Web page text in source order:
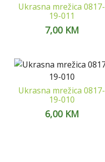
Ukrasna mrežica 0817-
19-011
7,00 KM
Ukrasna mrežica 0817-
19-010
6,00 KM